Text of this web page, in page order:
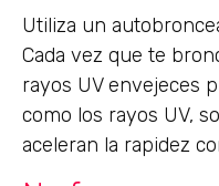
Utiliza un
Cada vez que te
rayos UV envejeces
como los rayos UV,
aceleran la rapidez